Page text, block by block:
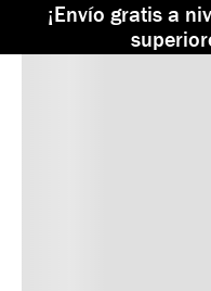
¡Envío gratis a